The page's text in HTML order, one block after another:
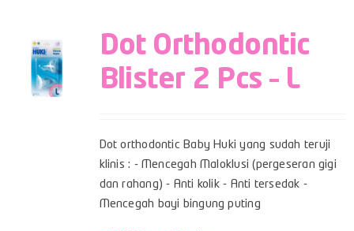
Dot Orthodontic
Blister 2 Pcs – L
Dot orthodontic Baby Huki yang sudah teruji
klinis : - Mencegah Maloklusi (pergeseran gigi
dan rahang) - Anti kolik - Anti tersedak -
Mencegah bayi bingung puting